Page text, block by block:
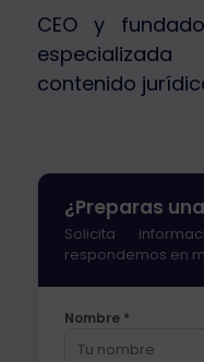
CEO y
contenido
¿Preparas
Solicita
respondemos en
Nombre *